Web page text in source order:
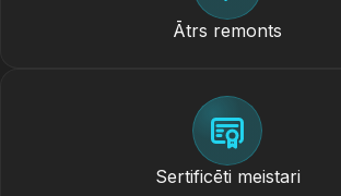
Ātrs remonts
Sertificēti meistari